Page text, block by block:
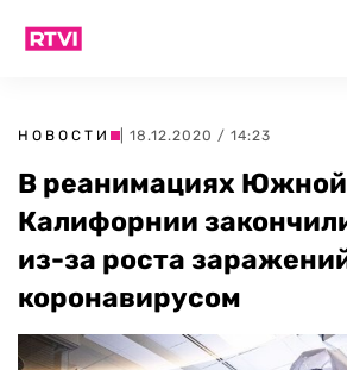
НОВОСТИ | 18.12.2020 / 14:23
В реанимациях Южной
Калифорнии
из-за роста
коронавирусом